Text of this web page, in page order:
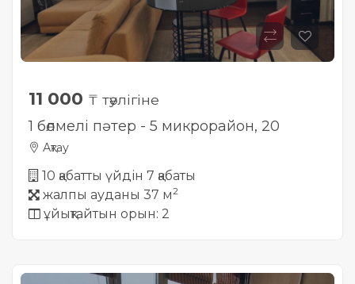
11 000 ₸ тәулігіне
1 бөлмелі пәтер - 5 микрорайон, 20
Ақтау
10 қабатты үйдін 7 қабаты
жалпы ауданы 37 м2
ұйықтайтын орын: 2